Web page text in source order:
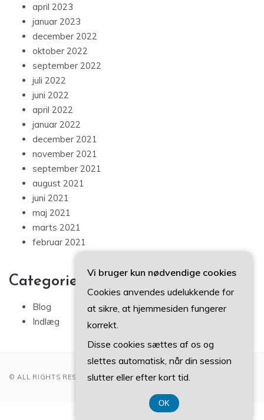
april 2023
januar 2023
december 2022
oktober 2022
september 2022
juli 2022
juni 2022
april 2022
januar 2022
december 2021
november 2021
september 2021
august 2021
juni 2021
maj 2021
marts 2021
februar 2021
Categories
Blog
Indlæg
© ALL RIGHTS RESERVED 2022
Vi bruger kun nødvendige cookies
Cookies anvendes udelukkende for
at sikre, at hjemmesiden fungerer
korrekt.
Disse cookies sættes af os og
slettes automatisk, når din session
slutter eller efter kort tid.
OK